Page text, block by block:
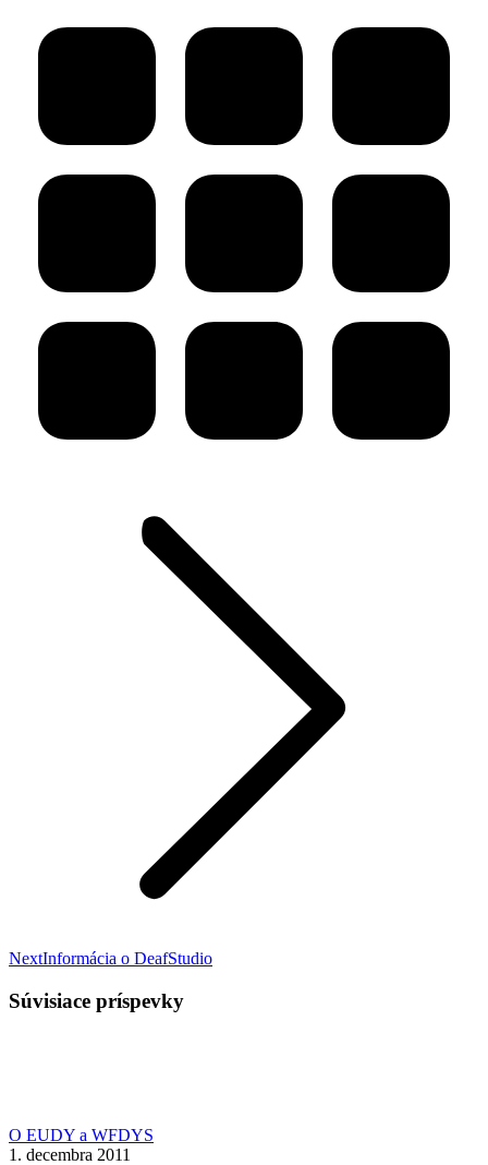
NextNasledujúci
Informácia o DeafStudio
Súvisiace príspevky
O EUDY a WFDYS
1. decembra 2011